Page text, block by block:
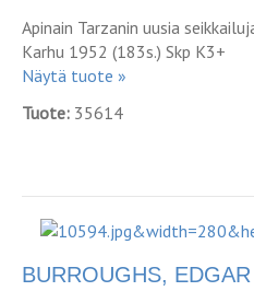
Apinain Tarzanin uusia
Karhu 1952 (183s.) Skp K3+
Näytä tuote »
Tuote: 35614
BURROUGHS,